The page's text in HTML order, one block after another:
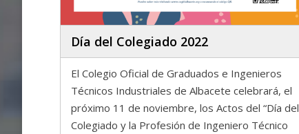
Día del Colegiado 2022
El Colegio Oficial de Graduados e Ingenieros
Técnicos Industriales de Albacete celebrará, el
próximo 11 de noviembre, los Actos del “Día del
Colegiado y la Profesión de Ingeniero Técnico